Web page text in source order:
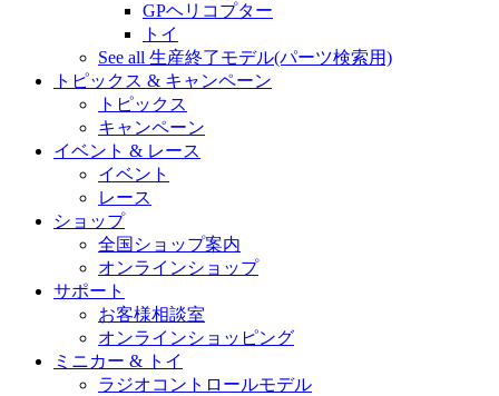
GPヘリコプター
トイ
See all 生産終了モデル(パーツ検索用)
トピックス & キャンペーン
トピックス
キャンペーン
イベント & レース
イベント
レース
ショップ
全国ショップ案内
オンラインショップ
サポート
お客様相談室
オンラインショッピング
ミニカー & トイ
ラジオコントロールモデル